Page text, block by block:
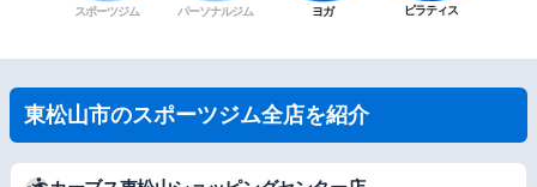
スポーツジム パーソナルジム ヨガ ピラティス
東松山市のスポーツジム全店を紹介